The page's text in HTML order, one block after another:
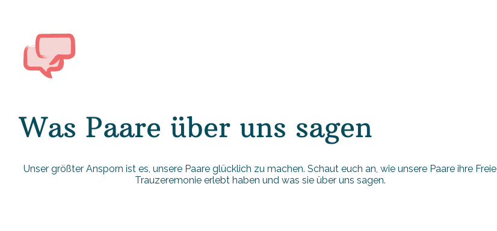
Was Paare über uns sagen
Unser größter Ansporn ist es, unsere Paare glücklich zu machen. Schaut euch an, wie unsere Paare ihre Freie
Trauzeremonie erlebt haben und was sie über uns sagen.